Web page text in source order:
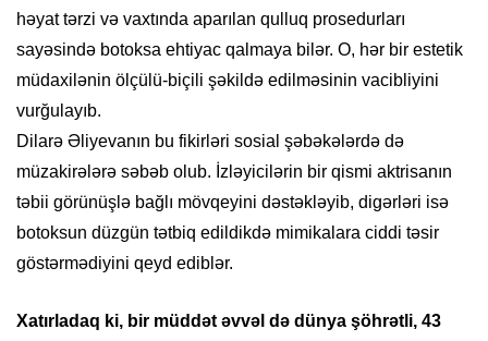
həyat tərzi və vaxtında aparılan qulluq prosedurları
sayəsində botoksa ehtiyac qalmaya bilər. O, hər bir estetik
müdaxilənin ölçülü-biçili şəkildə edilməsinin vacibliyini
vurğulayıb.
Dilarə Əliyevanın bu fikirləri sosial şəbəkələrdə də
müzakirələrə səbəb olub. İzləyicilərin bir qismi aktrisanın
təbii görünüşlə bağlı mövqeyini dəstəkləyib, digərləri isə
botoksun düzgün tətbiq edildikdə mimikalara ciddi təsir
göstərmədiyini qeyd ediblər.
Xatırladaq ki, bir müddət əvvəl də dünya şöhrətli, 43